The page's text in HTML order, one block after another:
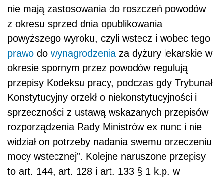
nie mają zastosowania do roszczeń powodów
z okresu sprzed dnia opublikowania
powyższego wyroku, czyli wstecz i wobec tego
prawo do wynagrodzenia za dyżury lekarskie w
okresie spornym przez powodów regulują
przepisy Kodeksu pracy, podczas gdy Trybunał
Konstytucyjny orzekł o niekonstytucyjności i
sprzeczności z ustawą wskazanych przepisów
rozporządzenia Rady Ministrów ex nunc i nie
widział on potrzeby nadania swemu orzeczeniu
mocy wstecznej”. Kolejne naruszone przepisy
to art. 144, art. 128 i art. 133 § 1 k.p. w